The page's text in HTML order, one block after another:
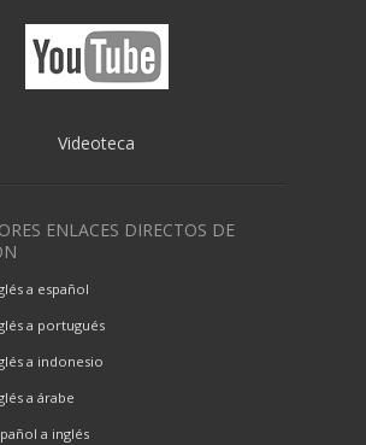
Videoteca
ENLACES DIRECTOS DE
a español
a portugués
a indonesio
a árabe
a inglés